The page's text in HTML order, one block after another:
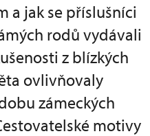
a jak se příslušníci
rodů vydávali
z blízkých
ovlivňovaly
zámeckých
motivy